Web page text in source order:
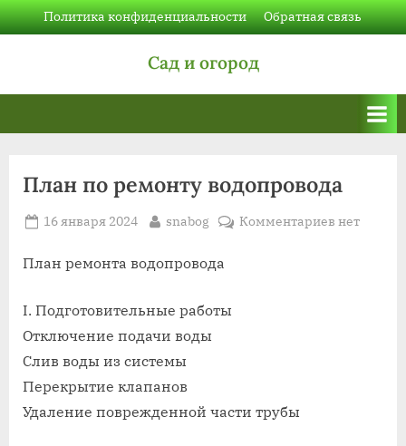
Skip
to
Политика конфиденциальности Обратная связь
Сад и огород
План по ремонту водопровода
Posted
16 января 2024 By
snabog Комментариевкнет
План ремонта водопровода
I. Подготовительные работы
Отключение подачи воды
Слив воды из системы
Перекрытие клапанов
Удаление поврежденной части трубы